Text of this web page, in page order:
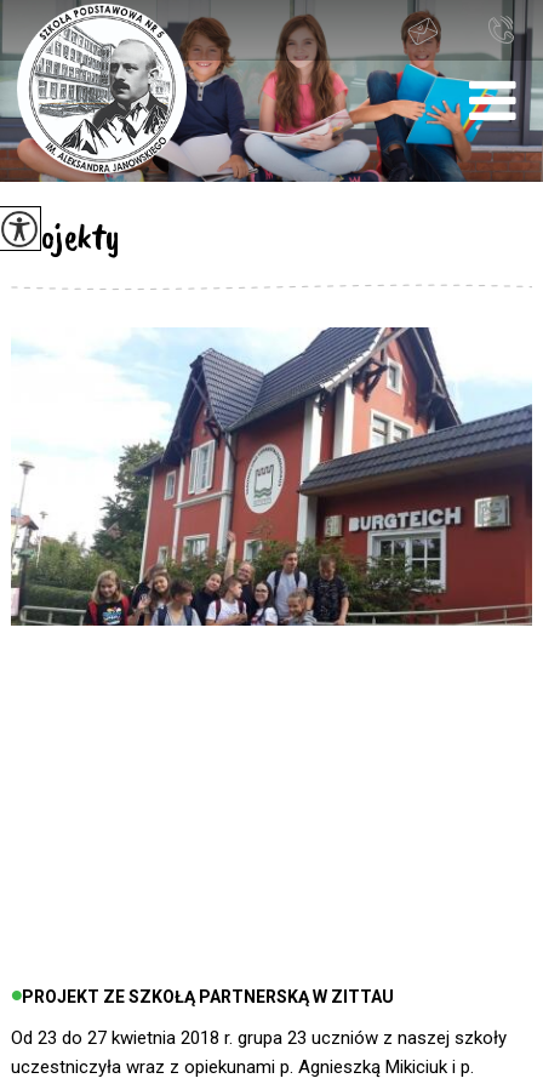
Projekty
PROJEKT ZE SZKOŁĄ PARTNERSKĄ W ZITTAU
Od 23 do 27 kwietnia 2018 r. grupa 23 uczniów z naszej szkoły
uczestniczyła wraz z opiekunami p. Agnieszką Mikiciuk i p.